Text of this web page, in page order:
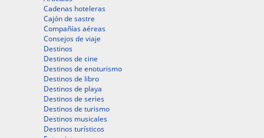
Cadenas hoteleras
Cajón de sastre
Compañías aéreas
Consejos de viaje
Destinos
Destinos de cine
Destinos de enoturismo
Destinos de libro
Destinos de playa
Destinos de series
Destinos de turismo
Destinos musicales
Destinos turísticos